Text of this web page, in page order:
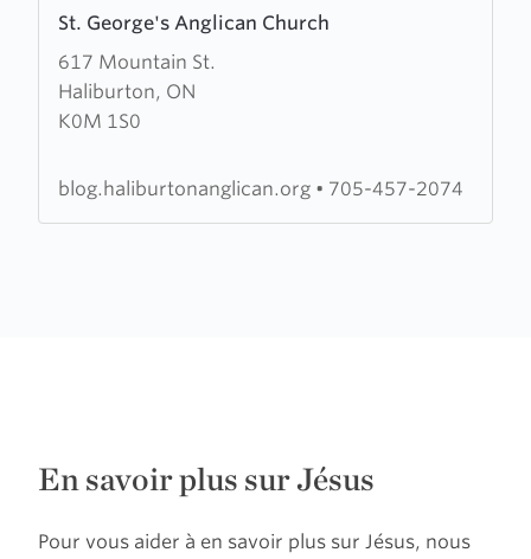
St. George's Anglican Church
617 Mountain St.
Haliburton, ON
K0M 1S0
more
about
St.
George's
Church
blog.haliburtonanglican.org • 705-457-2074
En savoir plus sur Jésus
Pour vous aider à en savoir plus sur Jésus, nous